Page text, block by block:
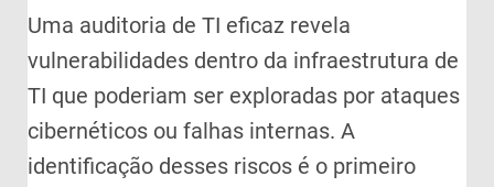
Uma auditoria de TI eficaz revela
vulnerabilidades dentro da infraestrutura de
TI que poderiam ser exploradas por ataques
cibernéticos ou falhas internas. A
identificação desses riscos é o primeiro